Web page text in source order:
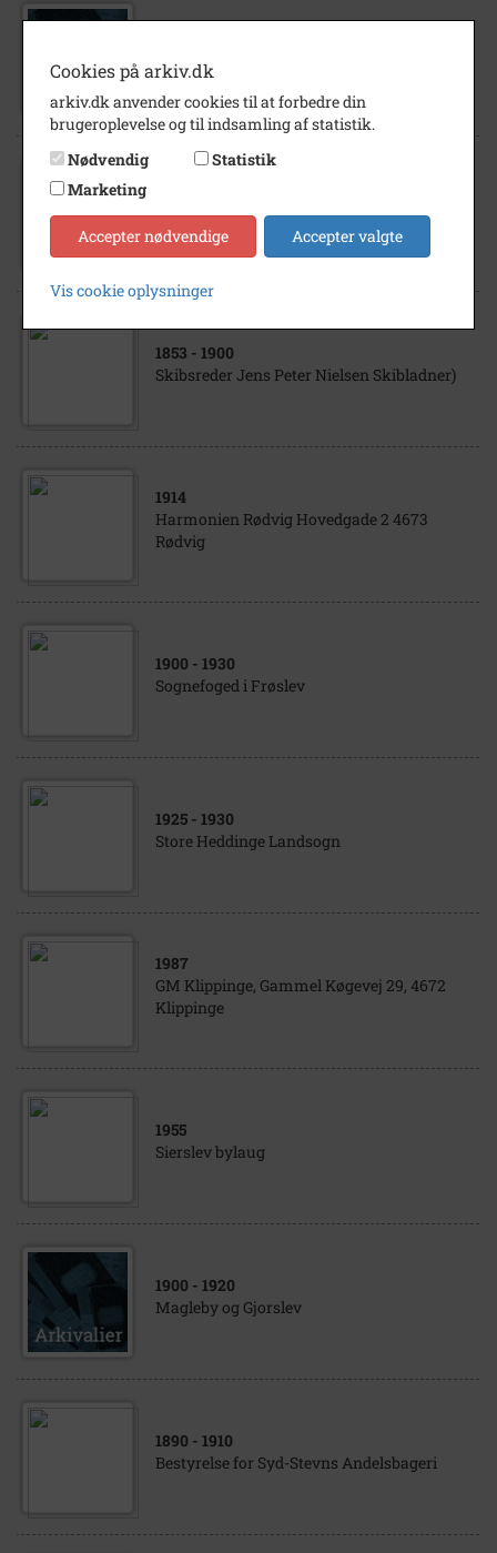
4672 Klippinge
Niels "Egelund" Nielsen Frøslev
1853 - 1900
Skibsreder Jens Peter Nielsen Skibladner)
1914
Harmonien Rødvig Hovedgade 2 4673
Rødvig
1900 - 1930
Sognefoged i Frøslev
1925 - 1930
Store Heddinge Landsogn
1987
GM Klippinge, Gammel Køgevej 29, 4672
Klippinge
1955
Sierslev bylaug
1900 - 1920
Magleby og Gjorslev
1890 - 1910
Bestyrelse for Syd-Stevns Andelsbageri
Cookies på arkiv.dk
arkiv.dk anvender cookies til at forbedre din
brugeroplevelse og til indsamling af statistik.
Nødvendig
Statistik
Marketing
Accepter nødvendige Accepter valgte
Vis cookie oplysninger